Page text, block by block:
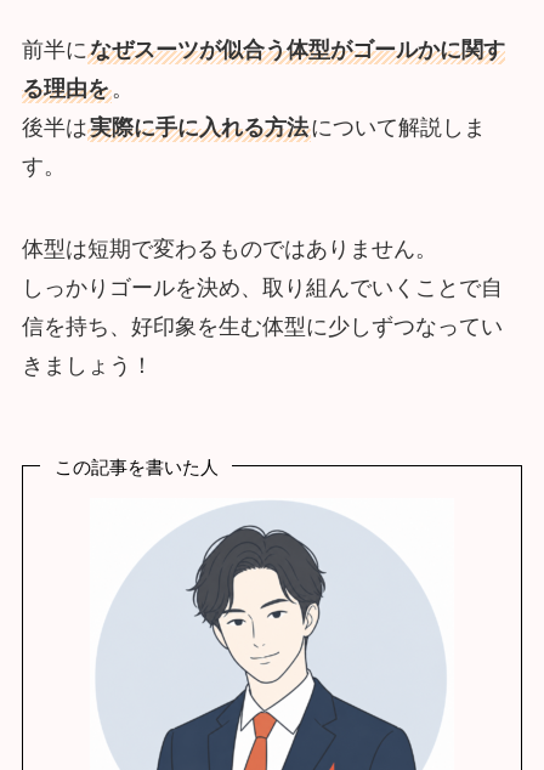
前半になぜスーツが似合う体型がゴールかに関す
る理由を。
後半は実際に手に入れる方法について解説しま
す。
体型は短期で変わるものではありません。
しっかりゴールを決め、取り組んでいくことで自
信を持ち、好印象を生む体型に少しずつなってい
きましょう！
この記事を書いた人